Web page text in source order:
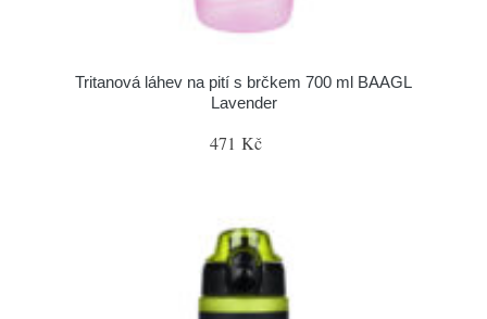
Tritanová láhev na pití s brčkem 700 ml BAAGL
Lavender
471 Kč